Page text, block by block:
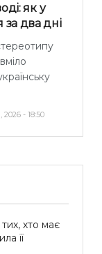
як у
за два дні
- 18:50
хто має
її